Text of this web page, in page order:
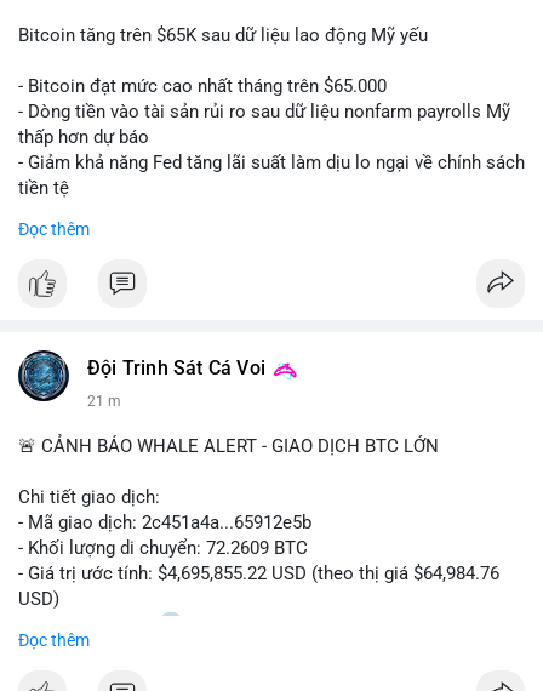
Bitcoin tăng trên $65K sau dữ liệu lao động Mỹ yếu
- Bitcoin đạt mức cao nhất tháng trên $65.000
- Dòng tiền vào tài sản rủi ro sau dữ liệu nonfarm payrolls Mỹ
thấp hơn dự báo
- Giảm khả năng Fed tăng lãi suất làm dịu lo ngại về chính sách
tiền tệ
📰 Nguồn: Cointelegraph
Đọc thêm
Đội Trinh Sát Cá Voi
21 m
🚨 CẢNH BÁO WHALE ALERT - GIAO DỊCH BTC LỚN
Chi tiết giao dịch:
- Mã giao dịch: 2c451a4a...65912e5b
- Khối lượng di chuyển: 72.2609 BTC
- Giá trị ước tính: $4,695,855.22 USD (theo thị giá $64,984.76
USD)
- Thời gian: 15:20
Nhận định phân tích hành vi của Cá voi dựa trên giao dịch này:
Đọc thêm